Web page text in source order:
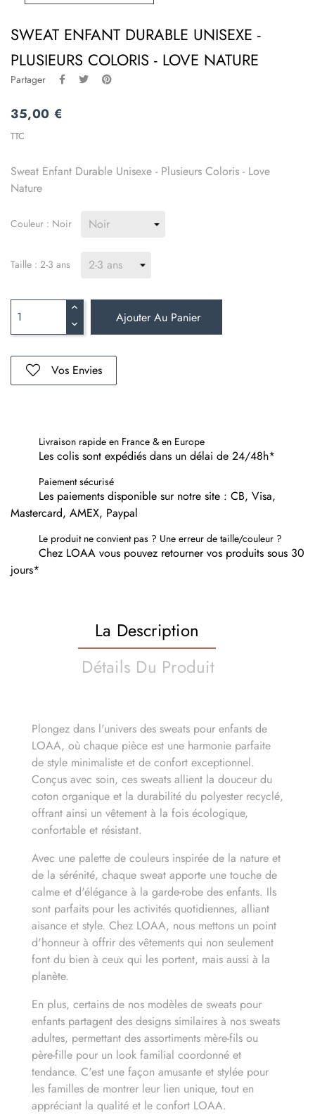
SWEAT ENFANT DURABLE UNISEXE -
PLUSIEURS COLORIS - LOVE NATURE
Partager
35,00 €
TTC
Sweat Enfant Durable Unisexe - Plusieurs Coloris - Love
Nature
Couleur : Noir
Taille : 2-3 ans
Ajouter Au Panier
Vos Envies
Livraison rapide en France & en Europe
Les colis sont expédiés dans un délai de 24/48h*
Paiement sécurisé
Les paiements disponible sur notre site : CB, Visa,
Mastercard, AMEX, Paypal
Le produit ne convient pas ? Une erreur de taille/couleur ?
Chez LOAA vous pouvez retourner vos produits sous 30
jours*
La Description
Détails Du Produit
Plongez dans l'univers des sweats pour enfants de
LOAA, où chaque pièce est une harmonie parfaite
de style minimaliste et de confort exceptionnel.
Conçus avec soin, ces sweats allient la douceur du
coton organique et la durabilité du polyester recyclé,
offrant ainsi un vêtement à la fois écologique,
confortable et résistant.
Avec une palette de couleurs inspirée de la nature et
de la sérénité, chaque sweat apporte une touche de
calme et d'élégance à la garde-robe des enfants. Ils
sont parfaits pour les activités quotidiennes, alliant
aisance et style. Chez LOAA, nous mettons un point
d'honneur à offrir des vêtements qui non seulement
font du bien à ceux qui les portent, mais aussi à la
planète.
En plus, certains de nos modèles de sweats pour
enfants partagent des designs similaires à nos sweats
adultes, permettant des assortiments mère-fils ou
père-fille pour un look familial coordonné et
tendance. C'est une façon amusante et stylée pour
les familles de montrer leur lien unique, tout en
appréciant la qualité et le confort LOAA.